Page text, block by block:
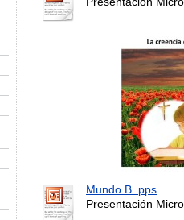
Mundo B .pps
Presentación